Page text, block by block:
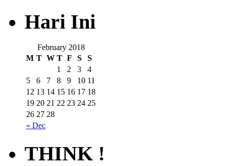
Hari Ini
February 2018
M T W T F S S
« Dec
1 2 3
4
5
6 7 8 9 10 11
12 13 14 15 16 17 18
19 20 21 22 23 24 25
26 27 28
THINK !